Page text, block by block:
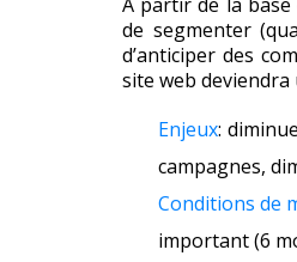
de segmenter
d’anticiper des
site web deviendra
Enjeux:
campagnes,
Conditions de
important (6